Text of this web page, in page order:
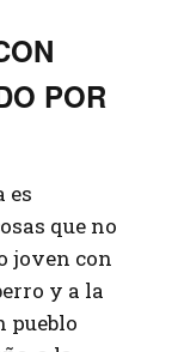
POR
es
que no
joven con
y a la
pueblo